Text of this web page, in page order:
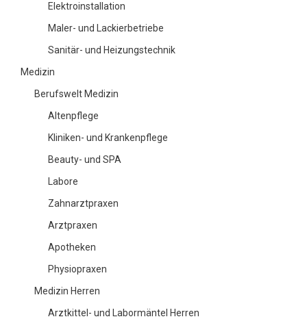
Elektroinstallation
Maler- und Lackierbetriebe
Sanitär- und Heizungstechnik
Medizin
Berufswelt Medizin
Altenpflege
Kliniken- und Krankenpflege
Beauty- und SPA
Labore
Zahnarztpraxen
Arztpraxen
Apotheken
Physiopraxen
Medizin Herren
Arztkittel- und Labormäntel Herren